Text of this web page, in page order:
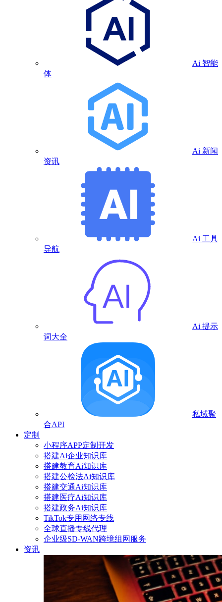
Ai 智能
体
Ai 新闻
资讯
Ai 工具
导航
Ai 提示
词大全
私域聚
合API
定制
小程序APP定制开发
搭建Ai企业知识库
搭建教育Ai知识库
搭建公检法Ai知识库
搭建交通Ai知识库
搭建医疗Ai知识库
搭建政务Ai知识库
TikTok专用网络专线
全球直播专线代理
企业级SD-WAN跨境组网服务
资讯